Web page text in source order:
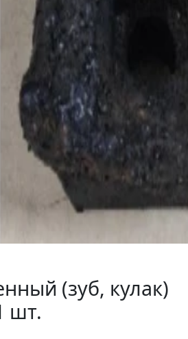
(зуб, кулак)
шт.